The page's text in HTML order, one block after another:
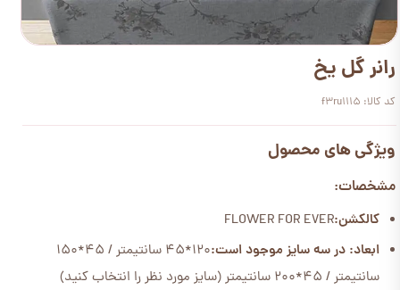
رانر گل یخ
کد کالا: f3ru1115
ویژگی های محصول
مشخصات:
کالکشن:FLOWER FOR EVER
ابعاد: در سه سایز موجود است:
120*45 سانتیمتر / 45*150
سانتیمتر / 45*200 سانتیمتر (سایز مورد نظر را انتخاب کنید)